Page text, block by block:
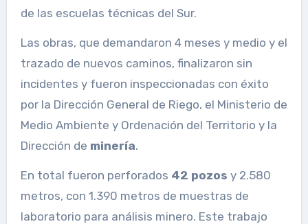
de las escuelas técnicas del Sur.
Las obras, que demandaron 4 meses y medio y el
trazado de nuevos caminos, finalizaron sin
incidentes y fueron inspeccionadas con éxito
por la Dirección General de Riego, el Ministerio de
Medio Ambiente y Ordenación del Territorio y la
Dirección de minería.
En total fueron perforados 42 pozos y 2.580
metros, con 1.390 metros de muestras de
laboratorio para análisis minero. Este trabajo